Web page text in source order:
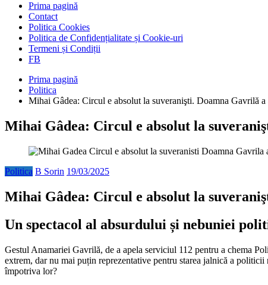
Prima pagină
Contact
Politica Cookies
Politica de Confidențialitate și Cookie-uri
Termeni și Condiții
FB
Prima pagină
Politica
Mihai Gâdea: Circul e absolut la suveranişti. Doamna Gavrilă
Mihai Gâdea: Circul e absolut la
Politica B Sorin 19/03/2025
Mihai Gâdea: Circul e absolut la
Un spectacol al absurdului și nebuniei
Gestul Anamariei Gavrilă, de a apela serviciul 112 pentru a chema
extrem, dar nu mai puțin reprezentative pentru starea jalnică a
împotriva lor?